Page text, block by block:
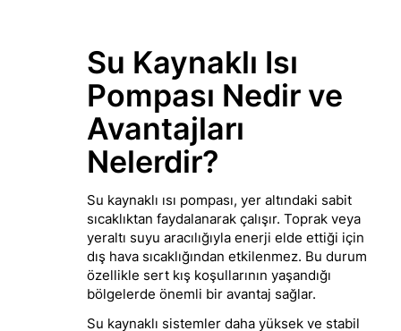
Su Kaynaklı Isı
Pompası Nedir ve
Avantajları
Nelerdir?
Su kaynaklı ısı pompası, yer altındaki sabit
sıcaklıktan faydalanarak çalışır. Toprak veya
yeraltı suyu aracılığıyla enerji elde ettiği için
dış hava sıcaklığından etkilenmez. Bu durum
özellikle sert kış koşullarının yaşandığı
bölgelerde önemli bir avantaj sağlar.
Su kaynaklı sistemler daha yüksek ve stabil